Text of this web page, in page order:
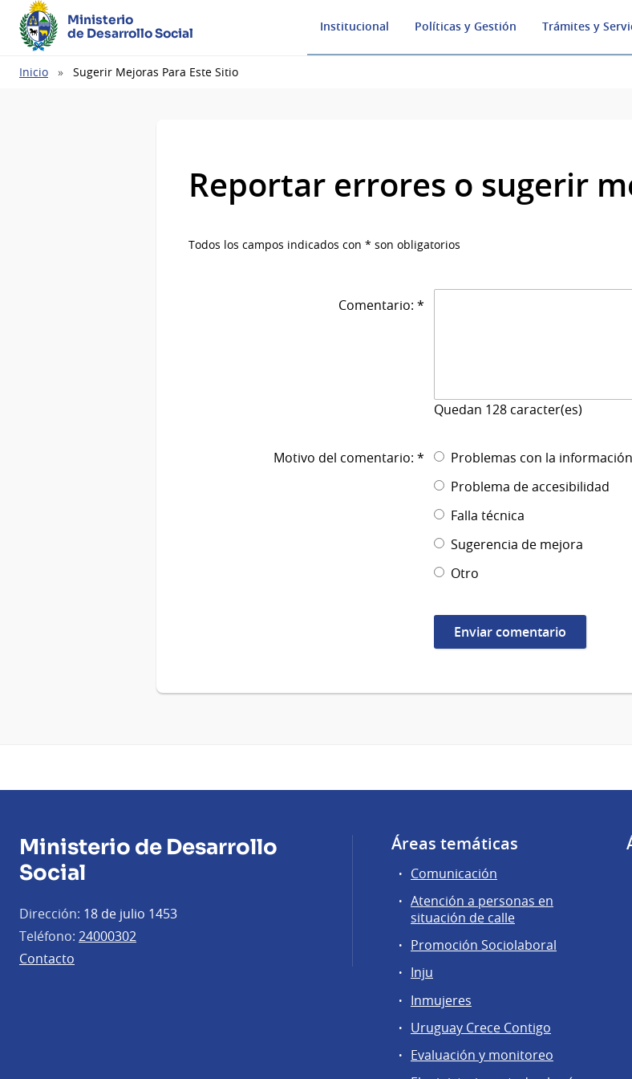
Ministerio
de Desarrollo Social
Institucional Políticas y Gestión Trámites y
Ruta
Inicio Sugerir Mejoras Para Este Sitio
Reportar errores o sugerir
Todos los campos indicados con * son obligatorios
Comentario: *
Quedan 128 caracter(es)
Motivo del comentario: *
Problemas con la
Problema de accesibilidad
Falla técnica
Sugerencia de mejora
Otro
Ministerio de Desarrollo
Social
Dirección: 18 de julio 1453
Teléfono: 24000302
Contacto
Áreas temáticas
Comunicación
Atención a personas en
situación de calle
Promoción Sociolaboral
Inju
Inmujeres
Uruguay Crece Contigo
Evaluación y monitoreo